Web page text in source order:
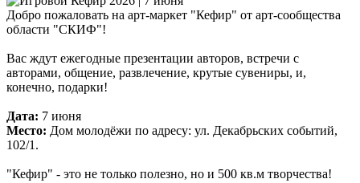
Добро пожаловать на арт-маркет "Кефир" от арт-сообщества
области "СКИФ"!
Вас ждут ежегодные презентации авторов, встречи с
авторами, общение, развлечение, крутые сувениры, и,
конечно, подарки!
Дата: 7 июня
Место: Дом молодёжи по адресу: ул. Декабрьских событий,
102/1.
"Кефир" - это не только полезно, но и 500 кв.м творчества!